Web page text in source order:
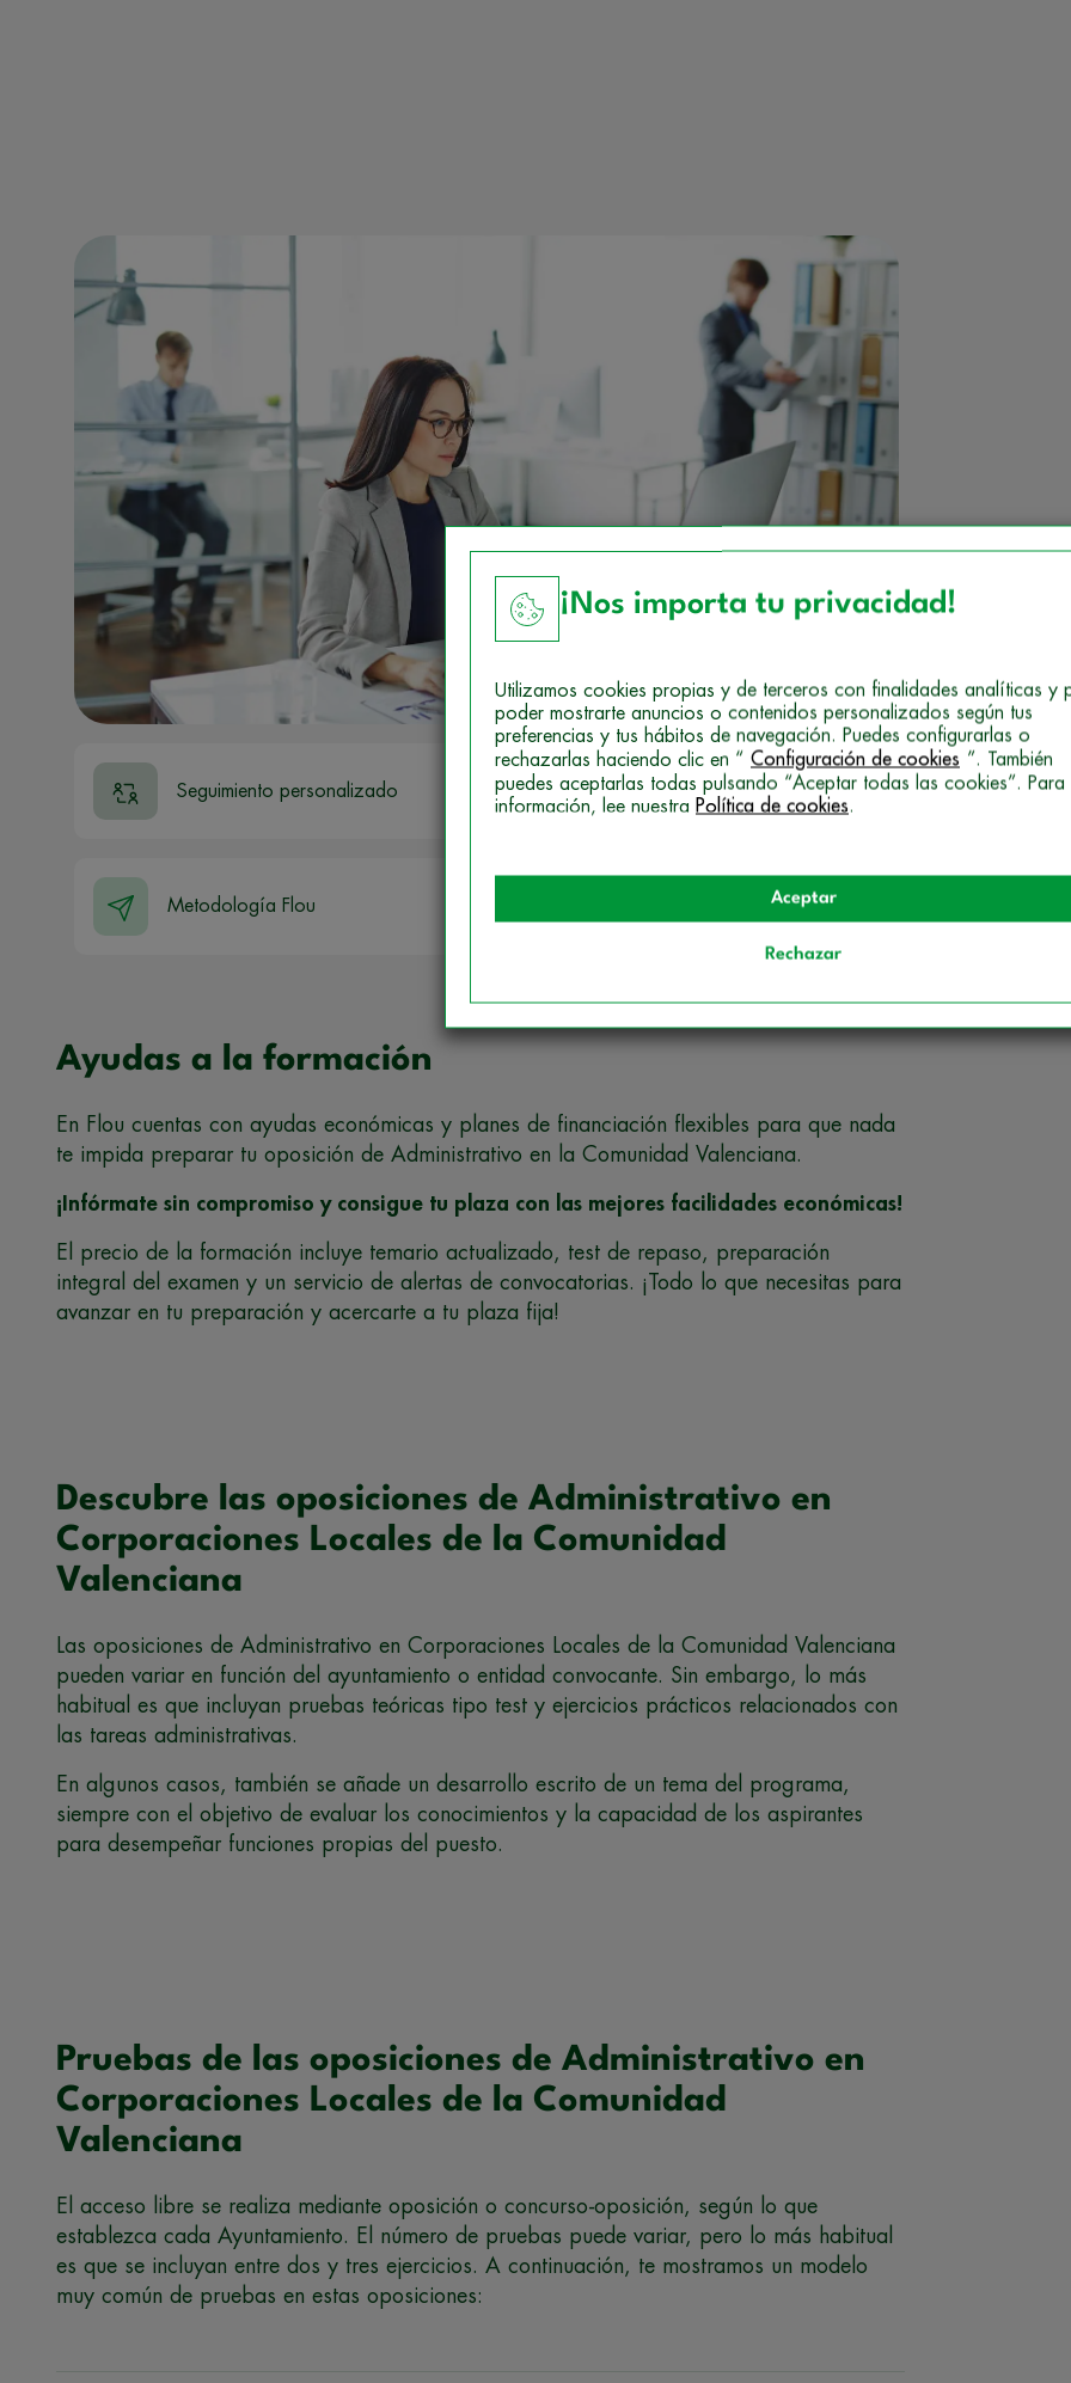
Seguimiento personalizado
Metodología Flou
Ayudas a la formación
En Flou cuentas con ayudas económicas y planes de financiación flexibles para que nada
te impida preparar tu oposición de Administrativo en la Comunidad Valenciana.
¡Infórmate sin compromiso y consigue tu plaza con las mejores facilidades económicas!
El precio de la formación incluye temario actualizado, test de repaso, preparación
integral del examen y un servicio de alertas de convocatorias. ¡Todo lo que necesitas para
avanzar en tu preparación y acercarte a tu plaza fija!
Descubre las oposiciones de Administrativo en
Corporaciones Locales de la Comunidad
Valenciana
Las oposiciones de Administrativo en Corporaciones Locales de la Comunidad Valenciana
pueden variar en función del ayuntamiento o entidad convocante. Sin embargo, lo más
habitual es que incluyan pruebas teóricas tipo test y ejercicios prácticos relacionados con
las tareas administrativas.
En algunos casos, también se añade un desarrollo escrito de un tema del programa,
siempre con el objetivo de evaluar los conocimientos y la capacidad de los aspirantes
para desempeñar funciones propias del puesto.
Pruebas de las oposiciones de Administrativo en
Corporaciones Locales de la Comunidad
Valenciana
El acceso libre se realiza mediante oposición o concurso-oposición, según lo que
establezca cada Ayuntamiento. El número de pruebas puede variar, pero lo más habitual
es que se incluyan entre dos y tres ejercicios. A continuación, te mostramos un modelo
muy común de pruebas en estas oposiciones:
¡Nos importa tu privacidad!
Utilizamos cookies propias y de terceros con finalidades analíticas y
poder mostrarte anuncios o contenidos personalizados según tus
preferencias y tus hábitos de navegación. Puedes configurarlas o
rechazarlas haciendo clic en “ Configuración de cookies ”. También
puedes aceptarlas todas pulsando “Aceptar todas las cookies”. Para
información, lee nuestra Política de cookies.
Aceptar
Rechazar